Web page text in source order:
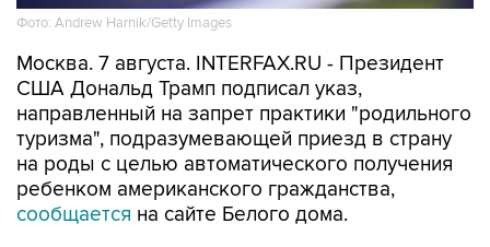
Фото: Andrew Harnik/Getty Images
Москва. 7 августа. INTERFAX.RU - Президент
США Дональд Трамп подписал указ,
направленный на запрет практики "родильного
туризма", подразумевающей приезд в страну
на роды с целью автоматического получения
ребенком американского гражданства,
сообщается на сайте Белого дома.